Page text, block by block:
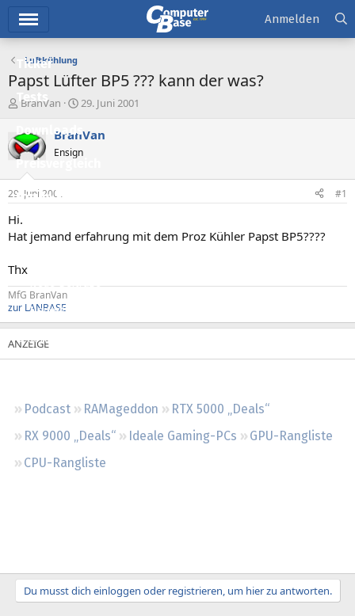
Ticker
Tests
Downloads
Preisvergleich
Forum
Aktuelles
Neue Beiträge
Neueste Aktivitäten
Leserartikel
Podcast RAMageddon
RTX 5000 „Deals“
RX 9000 „Deals“
Ideale Gaming-PCs
GPU-Rangliste
CPU-Rangliste
Anmelden
Luftkühlung
Papst Lüfter BP5 ??? kann der was?
E
s
t
e
e
BranVan
E
s
e
t
m
29. Juni 2001
BranVan
Ensign
29. Juni 2001 #1
Hi.
Hat jemand erfahrung mit dem Proz Kühler Papst BP5????
Thx
MfG BranVan
zur LANBASE
Du musst dich einloggen oder registrieren, um hier zu antworten.